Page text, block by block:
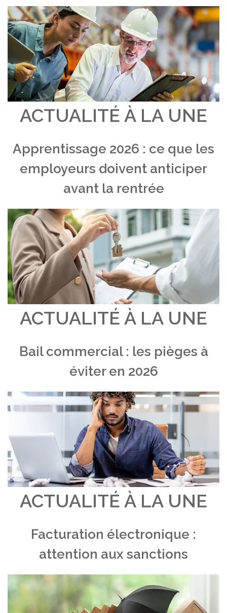
ACTUALITÉ À LA UNE
Apprentissage 2026 : ce que les
employeurs doivent anticiper
avant la rentrée
ACTUALITÉ À LA UNE
Bail commercial : les pièges à
éviter en 2026
ACTUALITÉ À LA UNE
Facturation électronique :
attention aux sanctions